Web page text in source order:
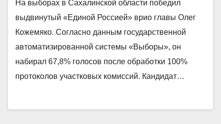
На выборах в Сахалинской области победил
выдвинутый «Единой Россией» врио главы Олег
Кожемяко. Согласно данным государственной
автоматизированной системы «Выборы», он
набирал 67,8% голосов после обработки 100%
протоколов участковых комиссий. Кандидат…